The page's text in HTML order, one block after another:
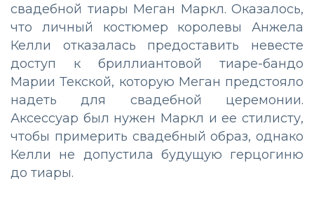
свадебной тиары Меган Маркл. Оказалось,
что личный костюмер королевы Анжела
Келли отказалась предоставить невесте
доступ к бриллиантовой тиаре-бандо
Марии Текской, которую Меган предстояло
надеть для свадебной церемонии.
Аксессуар был нужен Маркл и ее стилисту,
чтобы примерить свадебный образ, однако
Келли не допустила будущую герцогиню
до тиары.